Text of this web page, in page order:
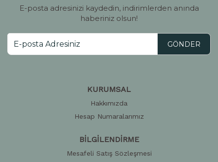
E-posta adresinizi kaydedin, indirimlerden anında
haberiniz olsun!
GÖNDER
KURUMSAL
Hakkımızda
Hesap Numaralarımız
BİLGİLENDİRME
Mesafeli Satış Sözleşmesi